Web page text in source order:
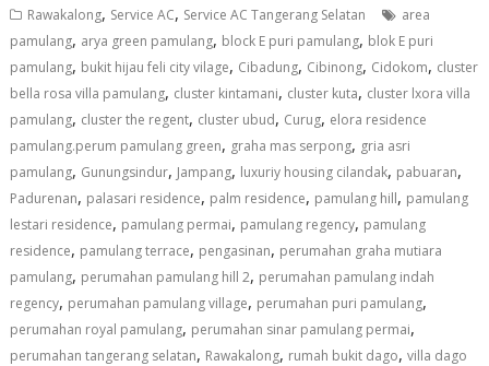
Rawakalong, Service AC, Service AC Tangerang Selatan
area
pamulang, arya green pamulang, block E puri pamulang, blok E puri
pamulang, bukit hijau feli city vilage, Cibadung, Cibinong, Cidokom, cluster
bella rosa villa pamulang, cluster kintamani, cluster kuta, cluster lxora villa
pamulang, cluster the regent, cluster ubud, Curug, elora residence
pamulang.perum pamulang green, graha mas serpong, gria asri
pamulang, Gunungsindur, Jampang, luxuriy housing cilandak, pabuaran,
Padurenan, palasari residence, palm residence, pamulang hill, pamulang
lestari residence, pamulang permai, pamulang regency, pamulang
residence, pamulang terrace, pengasinan, perumahan graha mutiara
pamulang, perumahan pamulang hill 2, perumahan pamulang indah
regency, perumahan pamulang village, perumahan puri pamulang,
perumahan royal pamulang, perumahan sinar pamulang permai,
perumahan tangerang selatan, Rawakalong, rumah bukit dago,villa dago